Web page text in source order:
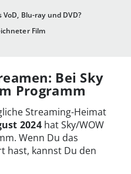
Blu-ray und DVD?
Film
Bei Sky
Programm
Streaming-Heimat
2024hat Sky/WOW
Wenn Du das
hast, kannst Du den